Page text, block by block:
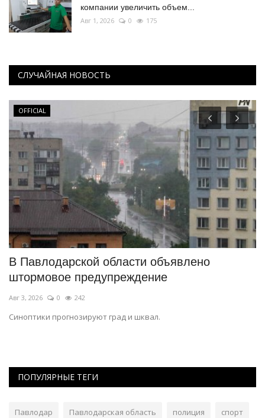
компании увеличить объем...
Авг 1, 2026 0 175
СЛУЧАЙНАЯ НОВОСТЬ
OFFICIAL
В Павлодарской области объявлено
штормовое предупреждение
Авг 3, 2026 0 242
Синоптики прогнозируют град и шквал.
ПОПУЛЯРНЫЕ ТЕГИ
Павлодар Павлодарская область полиция спорт